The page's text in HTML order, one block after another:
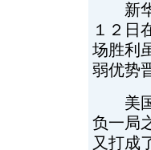
新华
１２日
场胜利
弱优势
美国
负一局
又打成